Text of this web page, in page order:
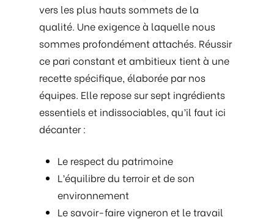
vers les plus hauts sommets de la
qualité. Une exigence à laquelle nous
sommes profondément attachés. Réussir
ce pari constant et ambitieux tient à une
recette spécifique, élaborée par nos
équipes. Elle repose sur sept ingrédients
essentiels et indissociables, qu’il faut ici
décanter :
Le respect du patrimoine
L’équilibre du terroir et de son
environnement
Le savoir-faire vigneron et le travail